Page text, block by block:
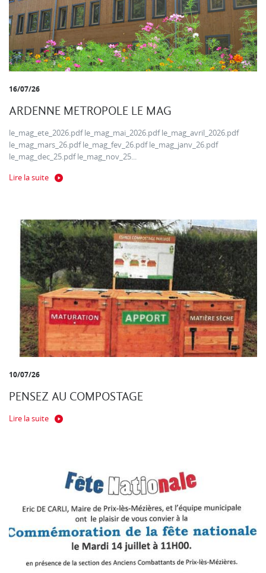
16/07/26
ARDENNE METROPOLE LE MAG
le_mag_ete_2026.pdf le_mag_mai_2026.pdf le_mag_avril_2026.pdf
le_mag_mars_26.pdf le_mag_fev_26.pdf le_mag_janv_26.pdf
le_mag_dec_25.pdf le_mag_nov_25...
Lire la suite
10/07/26
PENSEZ AU COMPOSTAGE
Lire la suite